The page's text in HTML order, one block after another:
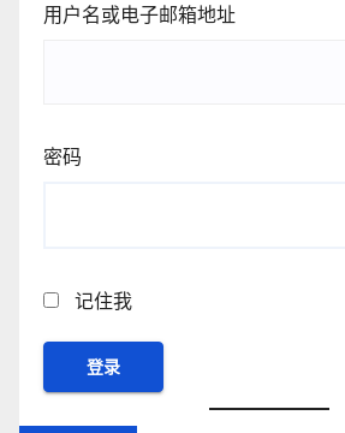
用户名或电子邮箱地址
密码
记住我